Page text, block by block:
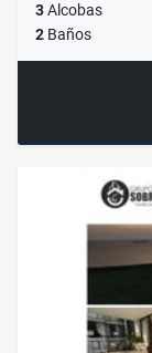
3Alcobas
2 Baños